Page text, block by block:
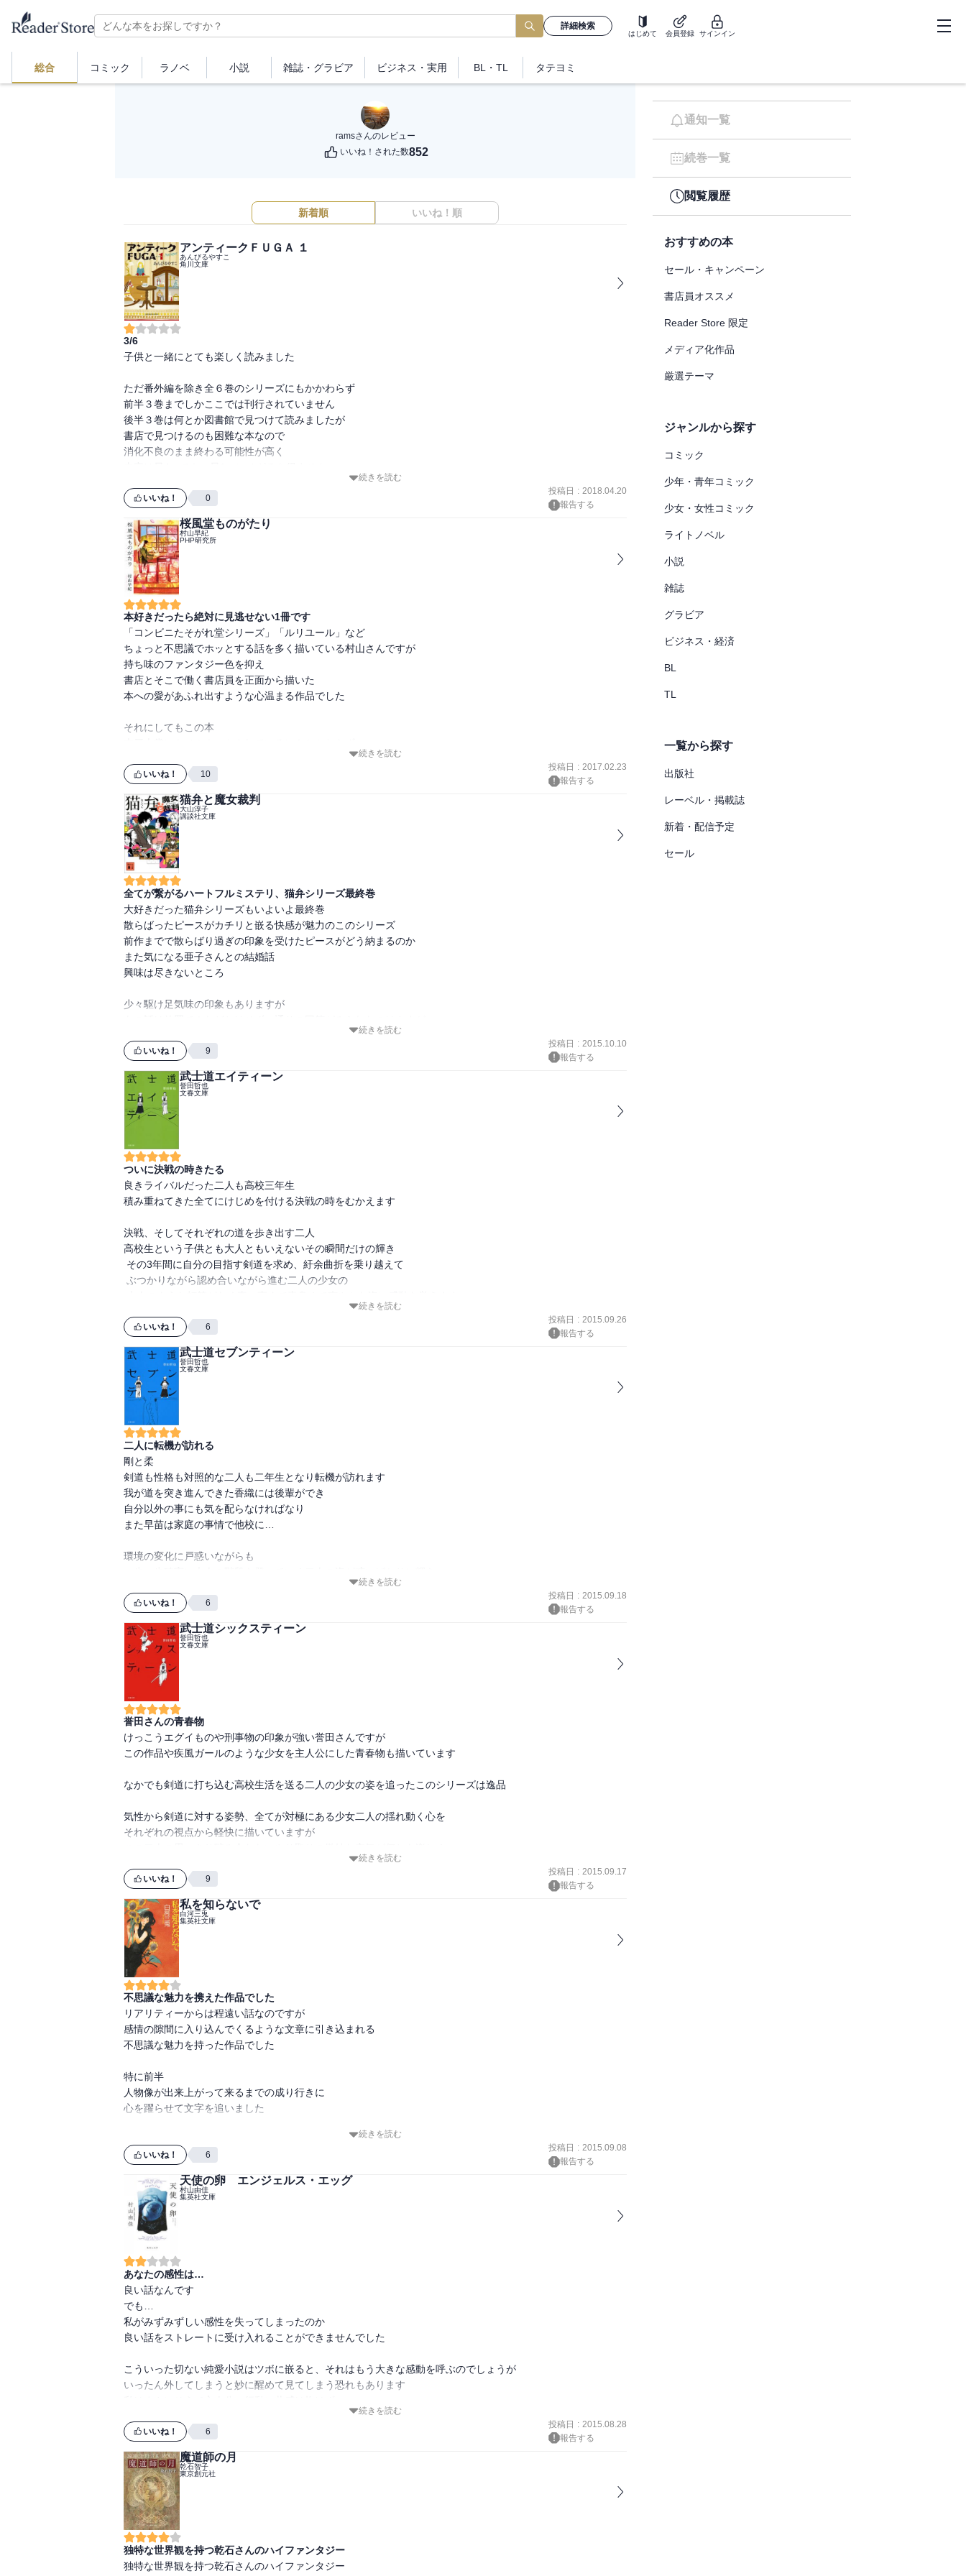
詳細検索
はじめて 会員登録 サインイン
総合 コミック ラノベ 小説 雑誌・ グラビア ビジネス ・実用 BL・TL タテヨミ
ramsさんのレビュー
いいね！された数852
新着順 いいね！順
アンティークＦＵＧＡ １
あんびるやすこ
角川文庫
3/6
子供と一緒にとても楽しく読みました
ただ番外編を除き全６巻のシリーズにもかかわらず
前半３巻までしかここでは刊行されていません
後半３巻は何とか図書館で見つけて読みましたが
書店で見つけるのも困難な本なので
消化不良のまま終わる可能性が高く
続きを読む
いいね！ 0
投稿日 : 2018.04.20
報告する
桜風堂ものがたり
村山早紀
PHP研究所
本好きだったら絶対に見逃せない1冊です
「コンビニたそがれ堂シリーズ」「ルリユール」など
ちょっと不思議でホッとする話を多く描いている村山さんですが
持ち味のファンタジー色を抑え
書店とそこで働く書店員を正面から描いた
本への愛があふれ出すような心温まる作品でした
それにしてもこの本
ここでもあまり話題に上がっていないように思えます
すごく良い本なのですが…
このまま埋没してしまうのは何とももったいない
もっともっと多くの人に手に取って欲しい
作品中で書店員さんたちが、自分たちの思いを込めて
「四月の魚」という本を売ろうとしたのと同じように
宝物にもなりうる本で、心から応援したくなります
でも、こうして気軽に電子書籍を購入できる事に
続きを読む
いいね！ 10
投稿日 : 2017.02.23
報告する
猫弁と魔女裁判
大山淳子
講談社文庫
全てが繋がるハートフルミステリ、猫弁シリーズ最終巻
大好きだった猫弁シリーズもいよいよ最終巻
散らばったピースがカチリと嵌る快感が魅力のこのシリーズ
前作までで散らばり過ぎの印象を受けたピースがどう納まるのか
また気になる亜子さんとの結婚話
興味は尽きないところ
少々駆け足気味の印象もありますが
弁護士が主役のシリーズで法廷シーンが最終巻まで出てこなかったのも
その法廷シーンでの猫弁の立ち振る舞いに
彼の背負ってきたものの重さと、それに正面から対峙する姿勢が表れていて感慨深かく読んだ
読んでみてのお楽しみと言う事で…
続きを読む
いいね！ 9
投稿日 : 2015.10.10
報告する
武士道エイティーン
誉田哲也
文春文庫
ついに決戦の時きたる
良きライバルだった二人も高校三年生
積み重ねてきた全てにけじめを付ける決戦の時をむかえます
決戦、そしてそれぞれの道を歩き出す二人
高校生という子供とも大人ともいえないその瞬間だけの輝き
このエイティーンでは今までと違い
なかには次のシリーズ最終巻に繋がる話もあるので必見です
続きを読む
いいね！ 6
投稿日 : 2015.09.26
報告する
武士道セブンティーン
誉田哲也
文春文庫
二人に転機が訪れる
剛と柔
剣道も性格も対照的な二人も二年生となり転機が訪れます
我が道を突き進んできた香織には後輩ができ
自分以外の事にも気を配らなければなり
また早苗は家庭の事情で他校に…
環境の変化に戸惑いながらも
ますます二人から目が離せなくなりました
続きを読む
いいね！ 6
投稿日 : 2015.09.18
報告する
武士道シックスティーン
誉田哲也
文春文庫
誉田さんの青春物
けっこうエグイものや刑事物の印象が強い誉田さんですが
この作品や疾風ガールのような少女を主人公にした青春物も描いています
なかでも剣道に打ち込む高校生活を送る二人の少女の姿を追ったこのシリーズは逸品
気性から剣道に対する姿勢、全てが対極にある少女二人の揺れ動く心を
それぞれの視点から軽快に描いていますが
続きを読む
いいね！ 9
投稿日 : 2015.09.17
報告する
私を知らないで
白河三兎
集英社文庫
不思議な魅力を携えた作品でした
リアリティーからは程遠い話なのですが
感情の隙間に入り込んでくるような文章に引き込まれる
不思議な魅力を持った作品でした
特に前半
人物像が出来上がって来るまでの成り行きに
心を躍らせて文字を追いました
エンディングに少々弱さを感じましたが
続きを読む
いいね！ 6
投稿日 : 2015.09.08
報告する
天使の卵 エンジェルス・エッグ
村山由佳
集英社文庫
あなたの感性は…
良い話なんです
でも…
私がみずみずしい感性を失ってしまったのか
良い話をストレートに受け入れることができませんでした
こういった切ない純愛小説はツボに嵌ると、それはもう大きな感動を呼ぶのでしょうが
いったん外してしまうと妙に醒めて見てしまう恐れもあります
逆に自分勝手さを感じてしまったところがあります
この本とは出合うのが遅過ぎたのかもしれません
続きを読む
いいね！ 6
投稿日 : 2015.08.28
報告する
魔道師の月
乾石智子
東京創元社
独特な世界観を持つ乾石さんのハイファンタジー
独特な世界観を持つ乾石さんのハイファンタジー
通知一覧
続巻一覧
閲覧履歴
おすすめの本
セール・キャンペーン
書店員オススメ
Reader Store 限定
メディア化作品
厳選テーマ
ジャンルから探す
コミック
少年・青年コミック
少女・女性コミック
ライトノベル
小説
雑誌
グラビア
ビジネス・経済
BL
TL
一覧から探す
出版社
レーベル・掲載誌
新着・配信予定
セール